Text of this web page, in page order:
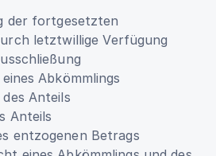
der fortgesetzten
letztwillige Verfügung
Abkömmlings
Anteils
Anteils
entzogenen Betrags